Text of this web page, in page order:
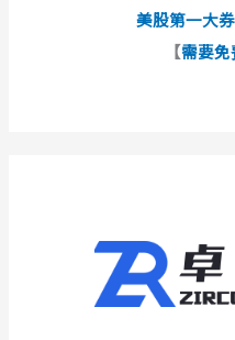
美股第一大
【需要免